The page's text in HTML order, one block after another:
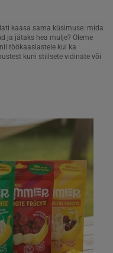
kaasa sama küsimuse: mida
ja jätaks hea mulje? Oleme
töökaaslastele kui ka
kuni stiilsete vidinate või